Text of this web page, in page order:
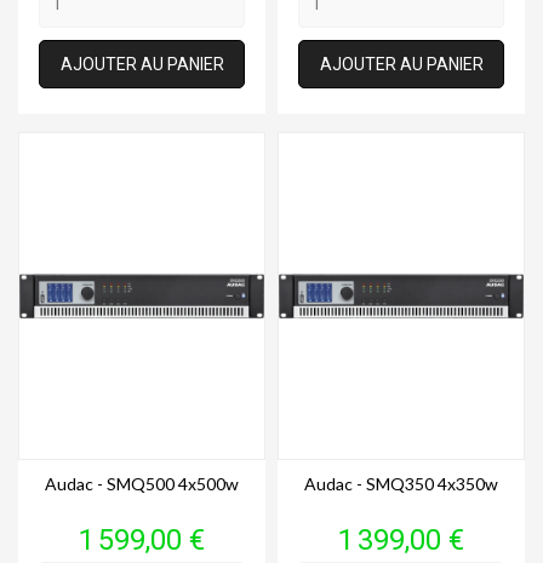
AJOUTER AU PANIER AJOUTER AU PANIER
Audac - SMQ500 4x500w
Prix
1 599,00 €
Audac - SMQ350 4x350w
Prix
1 399,00 €